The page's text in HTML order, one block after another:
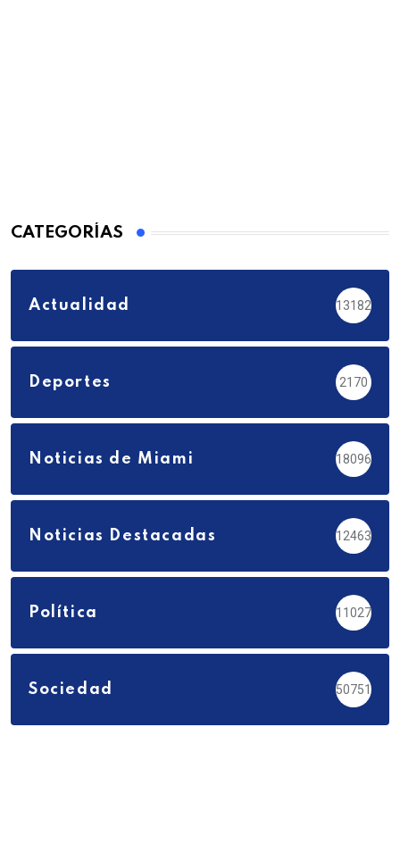
CATEGORÍAS
Actualidad 13182
Deportes 2170
Noticias de Miami 18096
Noticias Destacadas 12463
Política 11027
Sociedad 50751